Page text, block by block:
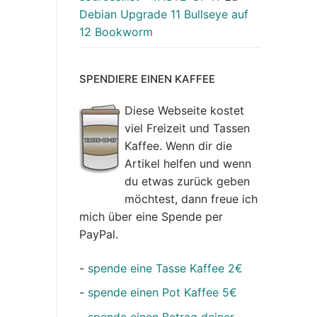
Debian Upgrade 11 Bullseye auf
12 Bookworm
SPENDIERE EINEN KAFFEE
Diese Webseite kostet
viel Freizeit und Tassen
Kaffee. Wenn dir die
Artikel helfen und wenn
du etwas zurück geben
möchtest, dann freue ich
mich über eine Spende per
PayPal.
- spende eine Tasse Kaffee 2€
- spende einen Pot Kaffee 5€